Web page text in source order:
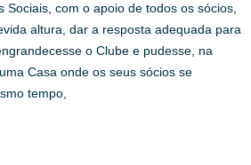
Sociais, com o apoio de todos os sócios,
altura, dar a resposta adequada para
o Clube e pudesse, na
Casa onde os seus sócios se
tempo,